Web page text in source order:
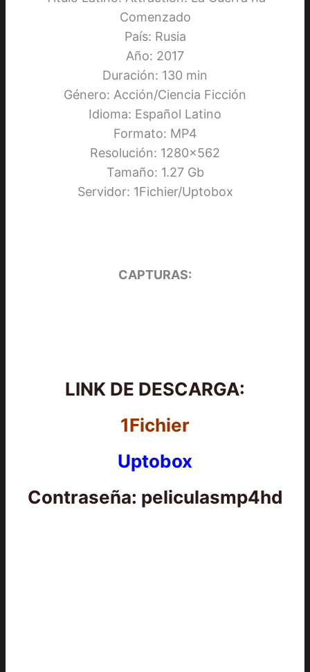
Comenzado
País: Rusia
Año: 2017
Duración: 130 min
Género: Acción/Ciencia Ficción
Idioma: Español Latino
Formato: MP4
Resolución: 1280×562
Tamaño: 1.27 Gb
Servidor: 1Fichier/Uptobox
CAPTURAS:
LINK DE DESCARGA:
1Fichier
Uptobox
Contraseña: peliculasmp4hd